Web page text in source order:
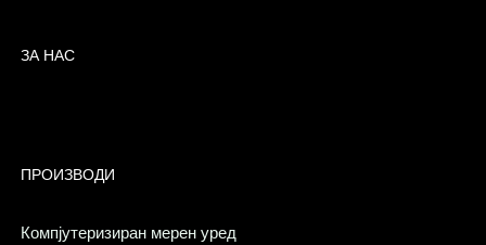
ЗА НАС
ПРОИЗВОДИ
Компјутеризиран мерен уред